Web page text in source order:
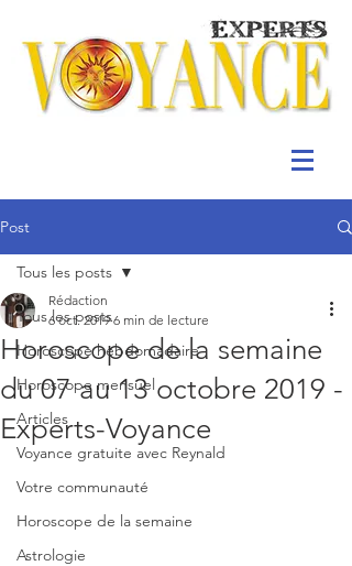
Post
Tous les posts
Horoscope hebdomadaire
Horoscope mensuel
Articles
Voyance gratuite avec Reynald
Votre communauté
Horoscope de la semaine
Astrologie
Tous les posts
Horoscope de la semaine
du 07 au 13 octobre 2019 -
Experts-Voyance
Rédaction
6 oct. 2019 6 min de lecture